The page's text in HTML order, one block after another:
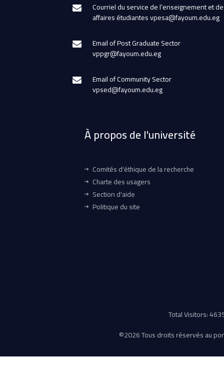
Courriel du service de l’enseignement et
affaires étudiantes vpesa@fayoum.edu.eg
Email of Post Graduate Sector
vppgr@fayoum.edu.eg
Email of Community Sector
vpsed@fayoum.edu.eg
À propos de l'université
Comités d'éthique de la recherche
Charte des usagers
Section d'aide
Politique du site
Total Visitors:
©2026 Tous droits réservés au